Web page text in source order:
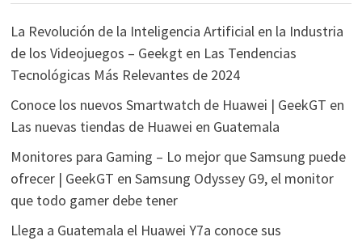
La Revolución de la Inteligencia Artificial en la Industria
de los Videojuegos – Geekgten Las Tendencias
Tecnológicas Más Relevantes de 2024
Conoce los nuevos Smartwatch de Huawei | GeekGT en
Las nuevas tiendas de Huawei en Guatemala
Monitores para Gaming – Lo mejor que Samsung puede
ofrecer | GeekGT en Samsung Odyssey G9, el monitor
que todo gamer debe tener
Llega a Guatemala el Huawei Y7a conoce sus